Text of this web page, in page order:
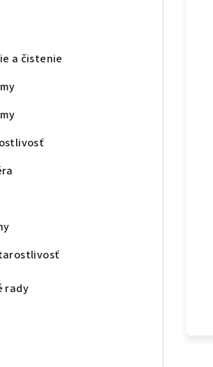
a čistenie
rady